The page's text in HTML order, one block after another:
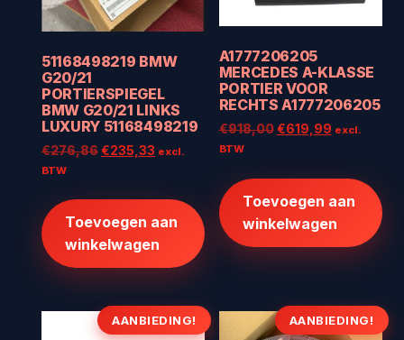
51168498219 BMW
G20/21
PORTIERSPIEGEL
BMW G20/21 LINKS
LUXURY 51168498219
€276,86Oorspronkelijke
€235,33 Huidige
€235,33.
excl.
BTW
Toevoegen aan
winkelwagen
A1777206205
MERCEDES A-KLASSE
PORTIER VOOR
RECHTS A1777206205
€918,00 Oorspronkelijke
€619,99Huidige
€619,99.
excl.
BTW
Toevoegen aan
winkelwagen
AANBIEDING! AANBIEDING!